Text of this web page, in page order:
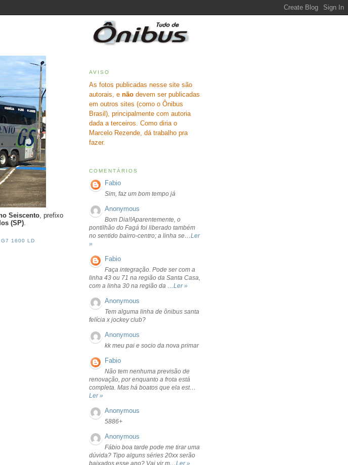
Seiscento , prefixo
(SP)
G7 1600 LD
AVISO
As fotos publicadas nesse site são
autorais, e não devem ser publicadas
em outros sites (como o Ônibus
Brasil), principalmente com autoria
dada a terceiros. Como diria o
Marcelo Rezende, dá trabalho pra
fazer.
COMENTÁRIOS
Fabio
Sim, faz um bom tempo já
Anonymous
Bom Dia!!Aparentemente, o
pontilhão do Fagá foi liberado também
no sentido bairro-centro; a linha se…Ler
»
Fabio
Faça integração. Pode ser com a
linha 43 ou 71 na região da Santa Casa,
com a linha 30 na região da …Ler »
Anonymous
Tem alguma linha de ônibus santa
felícia x jockey club?
Anonymous
kk meu pai e socio da nova primar
Fabio
Não tem nenhuma previsão de
renovação, por enquanto a frota está
completa. Mas há boatos que ela est…
Ler »
Anonymous
5886+
Anonymous
Fábio boa tarde pode me tirar uma
dúvida? Tipo alguns séries 20xx serão
baixados esse ano? Vai vir m…Ler »